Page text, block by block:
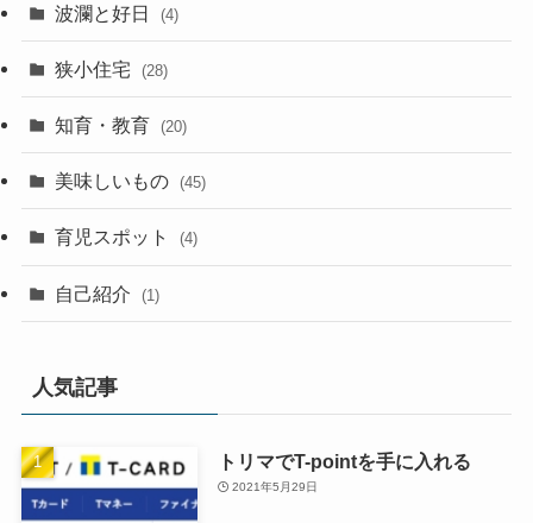
波瀾と好日 (4)
狭小住宅 (28)
知育・教育 (20)
美味しいもの (45)
育児スポット (4)
自己紹介 (1)
人気記事
トリマでT-pointを手に入れる
2021年5月29日